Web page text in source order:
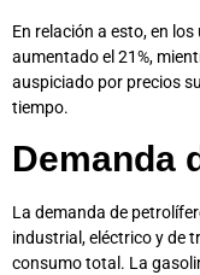
En relación a esto, en
aumentado el 21%,
auspiciado por precios
tiempo.
Demanda
La demanda de
industrial, eléctrico y de
consumo total. La